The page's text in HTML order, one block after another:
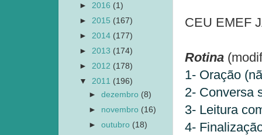
CEU EMEF
Rotina
1- Oração
2- Conversa
3- Leitura
4-
► 2016 (1)
► 2015 (167)
► 2014 (177)
► 2013 (174)
► 2012 (178)
▼ 2011 (196)
►dezembro (8)
► novembro (16)
►outubro (18)